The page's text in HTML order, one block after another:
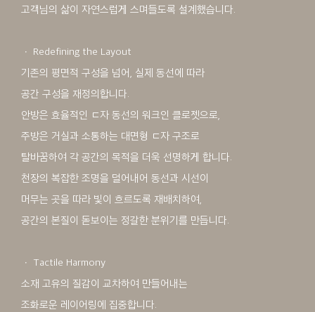
고객님의 삶이 자연스럽게 스며들도록 설계했습니다.
ㆍ Redefining the Layout
기존의 평면적 구성을 넘어, 실제 동선에 따라
공간 구성을 재정의합니다.
안방은 효율적인 ㄷ자 동선의 워크인 클로젯으로,
주방은 거실과 소통하는 대면형 ㄷ자 구조로
탈바꿈하여 각 공간의 목적을 더욱 선명하게 합니다.
천장의 복잡한 조명을 덜어내어 동선과 시선이
머무는 곳을 따라 빛이 흐르도록 재배치하여,
공간의 본질이 돋보이는 정갈한 분위기를 만듭니다.
ㆍ Tactile Harmony
소재 고유의 질감이 교차하여 만들어내는
조화로운 레이어링에 집중합니다.